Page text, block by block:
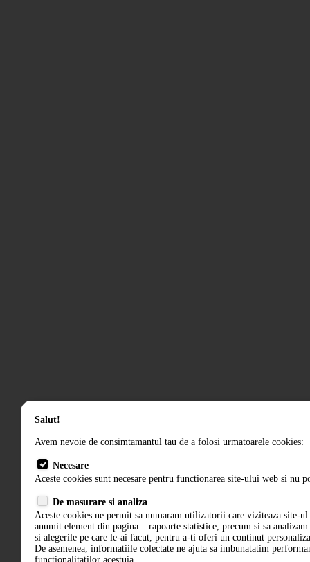
Salut!
Avem nevoie de consimtamantul tau de a folosi urmatoarele cookies:
Necesare
Aceste cookies sunt necesare pentru functionarea site-ului web si nu
De masurare si analiza
Aceste cookies ne permit sa numaram utilizatorii care viziteaza site-ul
anumit element din pagina – rapoarte statistice, precum si sa
si alegerile pe care le-ai facut, pentru a-ti oferi un continut
De asemenea, informatiile colectate ne ajuta sa imbunatatim
functionalitatilor acestuia.